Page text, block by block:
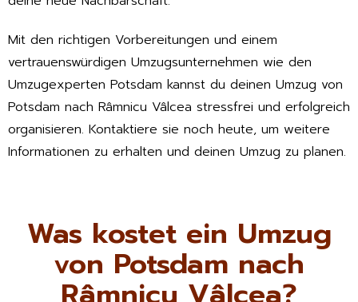
Mit den richtigen Vorbereitungen und einem
vertrauenswürdigen Umzugsunternehmen wie den
Umzugexperten Potsdam kannst du deinen Umzug von
Potsdam nach Râmnicu Vâlcea stressfrei und erfolgreich
organisieren. Kontaktiere sie noch heute, um weitere
Informationen zu erhalten und deinen Umzug zu planen.
Was kostet ein Umzug
von Potsdam nach